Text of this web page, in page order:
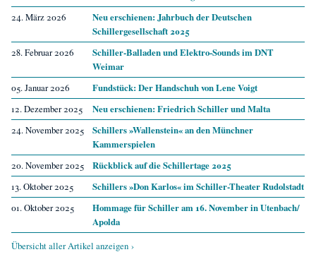
24. März 2026
Neu erschienen: Jahrbuch der Deutschen
Schillergesellschaft 2025
28. Februar 2026
Schiller-Balladen und Elektro-Sounds im DNT
Weimar
05. Januar 2026
Fundstück: Der Handschuh von Lene Voigt
12. Dezember 2025
Neu erschienen: Friedrich Schiller und Malta
24. November 2025
Schillers »Wallenstein« an den Münchner
Kammerspielen
20. November 2025
Rückblick auf die Schillertage 2025
13. Oktober 2025
Schillers »Don Karlos« im Schiller-Theater Rudolstadt
01. Oktober 2025
Hommage für Schiller am 16. November in Utenbach/​
Apolda
Übersicht aller Artikel anzeigen ›